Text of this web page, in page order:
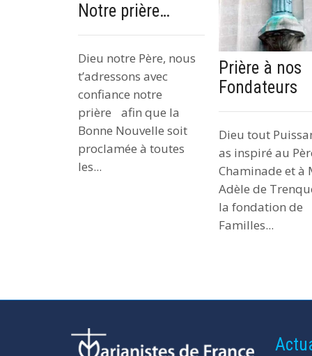
Notre prière…
Dieu notre Père, nous
t’adressons avec
confiance notre
prière afin que la
Bonne Nouvelle soit
proclamée à toutes
les...
Prière à nos
Fondateurs
Dieu tout
as inspiré au
Chaminade et à
Adèle de
la fondation de
Familles...